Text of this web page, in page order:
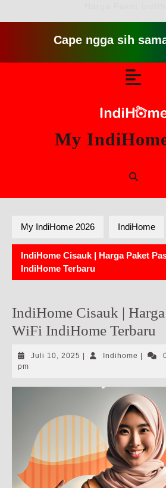
Cape ngga sih sama
My
My IndiHome 2026 IndiHome
IndiHome Cisauk | Harga Paket
IndiHome Terbaru
IndiHome Cisauk | Harga
WiFi IndiHome Terbaru
Juli 10, 2025 Juli
Indihome
pm